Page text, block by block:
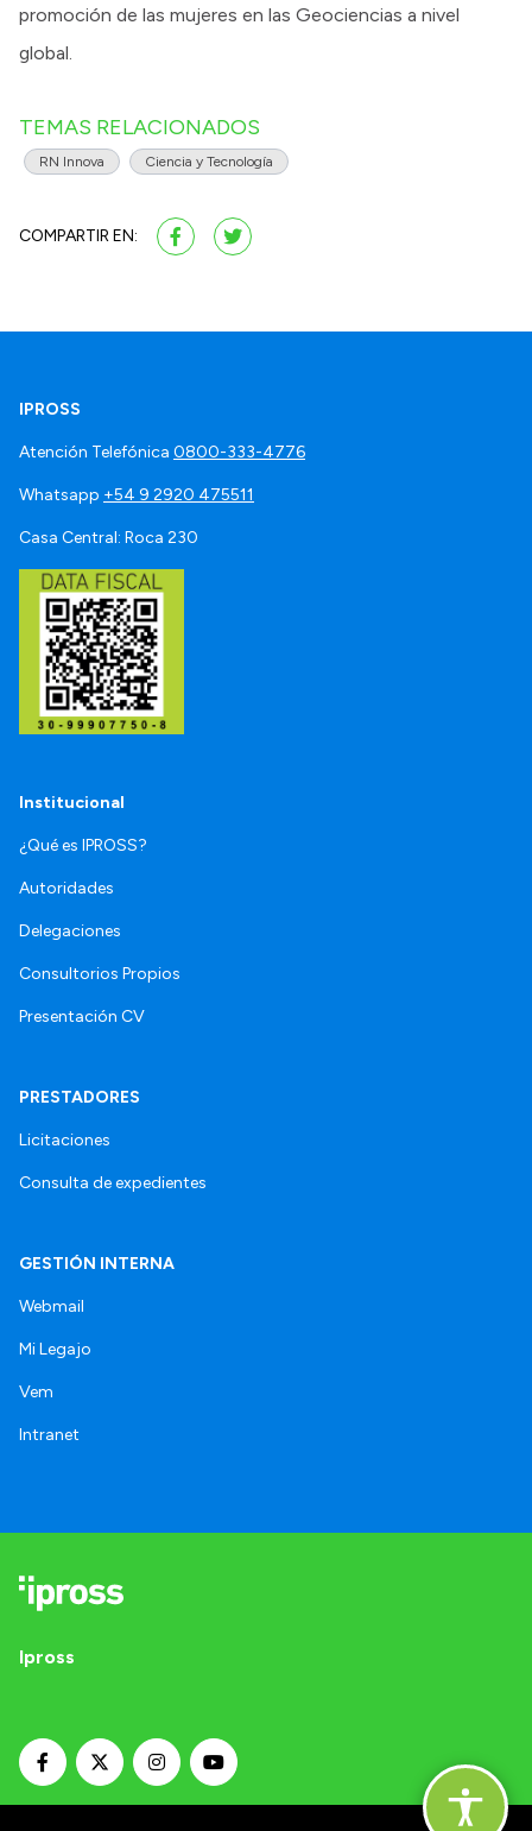
promoción de las mujeres en las Geociencias a nivel
global.
TEMAS RELACIONADOS
RN Innova Ciencia y Tecnología
COMPARTIR EN:
IPROSS
Atención Telefónica 0800-333-4776
Whatsapp +54 9 2920 475511
Casa Central: Roca 230
Institucional
¿Qué es IPROSS?
Autoridades
Delegaciones
Consultorios Propios
Presentación CV
PRESTADORES
Licitaciones
Consulta de expedientes
GESTIÓN INTERNA
Webmail
Mi Legajo
Vem
Intranet
Ipross